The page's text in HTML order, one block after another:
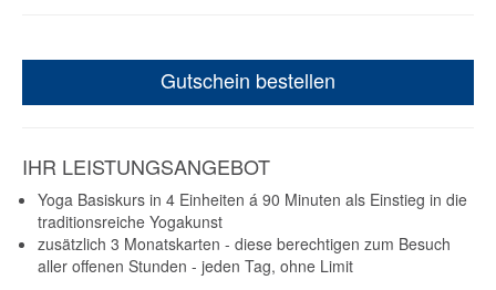
Gutschein bestellen
IHR LEISTUNGSANGEBOT
Yoga Basiskurs in 4 Einheiten á 90 Minuten als Einstieg in die
traditionsreiche Yogakunst
zusätzlich 3 Monatskarten - diese berechtigen zum Besuch
aller offenen Stunden - jeden Tag, ohne Limit